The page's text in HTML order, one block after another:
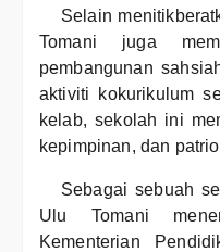
Selain
Tomani juga
pembangunan
aktiviti kokurikulum
kelab, sekolah ini
kepimpinan, dan
Sebagai sebuah
Ulu Tomani
Kementerian